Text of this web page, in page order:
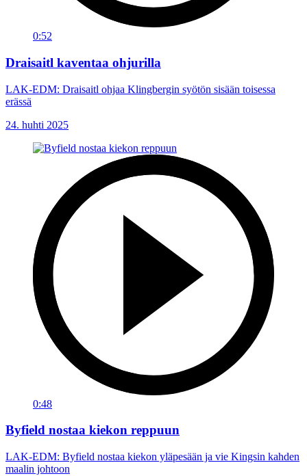
0:52
Draisaitl kaventaa ohjurilla
LAK-EDM: Draisaitl ohjaa Klingbergin syötön sisään toisessa
erässä
24. huhti 2025
0:48
Byfield nostaa kiekon reppuun
LAK-EDM: Byfield nostaa kiekon yläpesään ja vie Kingsin kahden
maalin johtoon